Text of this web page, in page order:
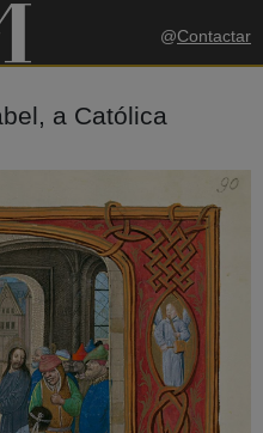
@Contactar
a Católica